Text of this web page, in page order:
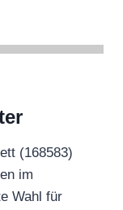
(168583)
im
Wahl für